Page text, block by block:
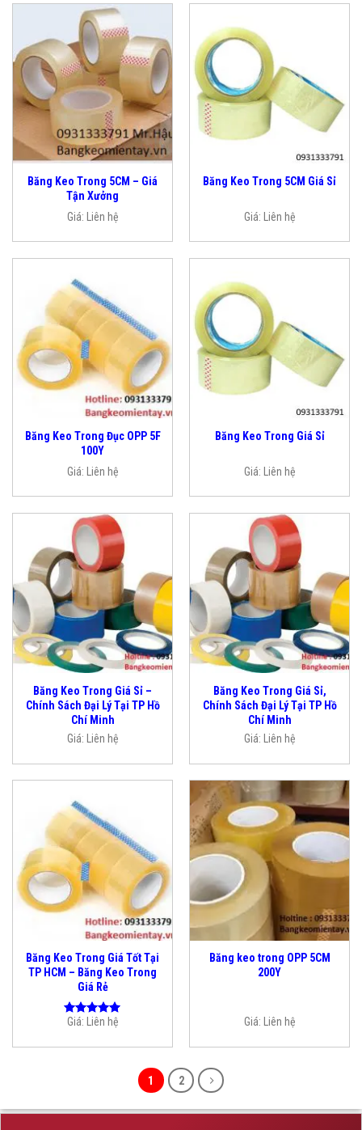
Băng Keo Trong 5CM – Giá
Tận Xưởng
Giá: Liên hệ
Băng Keo Trong 5CM Giá Sỉ
Giá: Liên hệ
Băng Keo Trong Đục OPP 5F
100Y
Giá:
Liên hệ
Băng Keo Trong Giá Sỉ
Giá: Liên hệ
Băng Keo Trong Giá Sỉ –
Chính Sách Đại Lý Tại TP Hồ
Chí Minh
Giá: Liên hệ
Băng Keo Trong Giá Sỉ,
Chính Sách Đại Lý Tại TP Hồ
Chí Minh
Giá: Liên hệ
Băng Keo Trong Giá Tốt Tại
TP HCM – Băng Keo Trong
Giá Rẻ
Được xếp
5 sao
Giá: Liên hệ
Băng keo trong OPP 5CM
200Y
Giá: Liên hệ
1 2